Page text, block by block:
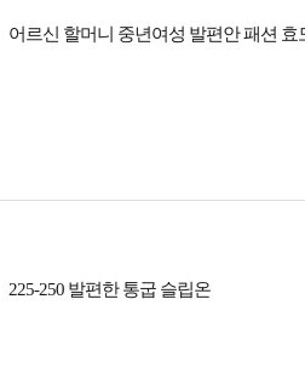
어르신 할머니 중년여성 발편안 패션 효
225-250 발편한 통굽 슬립온